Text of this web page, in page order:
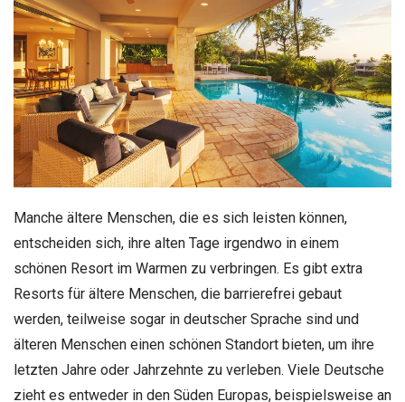
Manche ältere Menschen, die es sich leisten können,
entscheiden sich, ihre alten Tage irgendwo in einem
schönen Resort im Warmen zu verbringen. Es gibt extra
Resorts für ältere Menschen, die barrierefrei gebaut
werden, teilweise sogar in deutscher Sprache sind und
älteren Menschen einen schönen Standort bieten, um ihre
letzten Jahre oder Jahrzehnte zu verleben. Viele Deutsche
zieht es entweder in den Süden Europas, beispielsweise an